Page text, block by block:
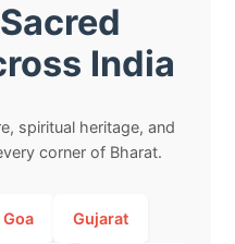
India
spiritual heritage, and
corner of Bharat.
Goa Gujarat